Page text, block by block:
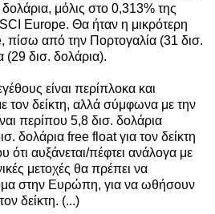
μόλις στο 0,313% της
Europe. Θα ήταν η μικρότερη
πίσω από την Πορτογαλία (31 δισ.
(29 δισ. δολάρια).
είναι περίπλοκα και
τον δείκτη, αλλά σύμφωνα με την
περίπου 5,8 δισ. δολάρια
δολάρια free float για τον δείκτη
αυξάνεται/πέφτει ανάλογα με
μετοχές θα πρέπει να
στην Ευρώπη, για να ωθήσουν
δείκτη. (...)